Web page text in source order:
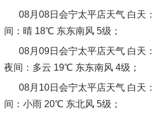
08月08日会宁太平店天气 白天：
间： 晴 18℃ 东东南风 5级；
08月09日会宁太平店天气 白天：
夜间： 多云 19℃ 东东南风 4级；
08月10日会宁太平店天气 白天：
间： 小雨 20℃ 东北风 5级；